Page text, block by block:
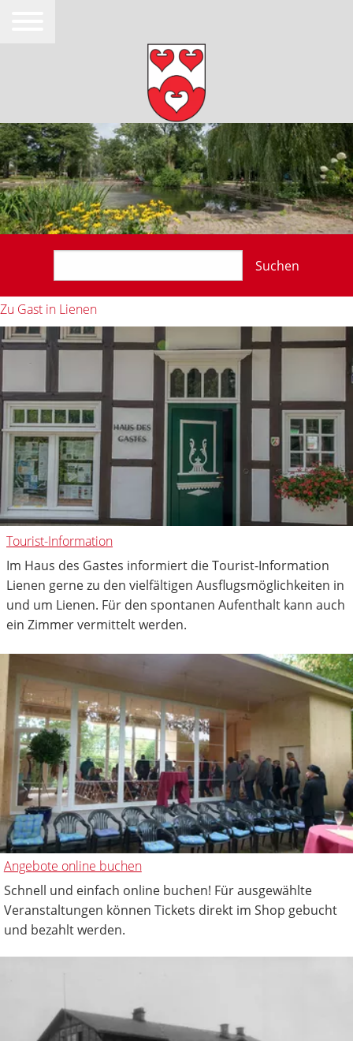
Suchen
Zu Gast in Lienen
Tourist-Information
Im Haus des Gastes informiert die Tourist-Information
Lienen gerne zu den vielfältigen Ausflugsmöglichkeiten in
und um Lienen. Für den spontanen Aufenthalt kann auch
ein Zimmer vermittelt werden.
Angebote online buchen
Schnell und einfach online buchen! Für ausgewählte
Veranstaltungen können Tickets direkt im Shop gebucht
und bezahlt werden.